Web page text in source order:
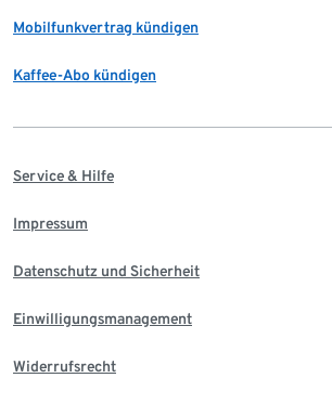
Mobilfunkvertrag kündigen
Kaffee-Abo kündigen
Service & Hilfe
Impressum
Datenschutz und Sicherheit
Einwilligungsmanagement
Widerrufsrecht